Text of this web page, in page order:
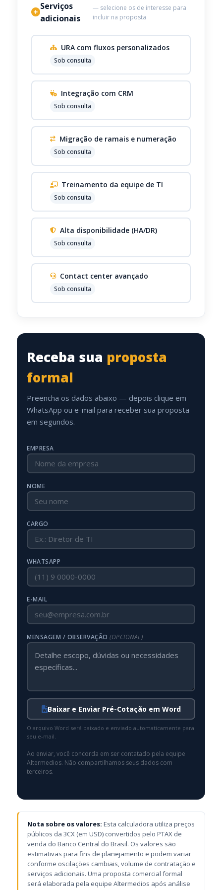
Serviços
adicionais
— selecione os de interesse para
incluir na proposta
URA com fluxos personalizados
Sob consulta
Integração com CRM
Sob consulta
Migração de ramais e numeração
Sob consulta
Treinamento da equipe de TI
Sob consulta
Alta disponibilidade (HA/DR)
Sob consulta
Contact center avançado
Sob consulta
Receba sua proposta
formal
Preencha os dados abaixo — depois clique em
WhatsApp ou e-mail para receber sua proposta
em segundos.
EMPRESA
NOME
CARGO
WHATSAPP
E-MAIL
MENSAGEM / OBSERVAÇÃO (OPCIONAL)
Baixar e Enviar Pré-Cotação em Word
O arquivo Word será baixado e enviado automaticamente para
seu e-mail.
Ao enviar, você concorda em ser contatado pela equipe
Altermedios. Não compartilhamos seus dados com
terceiros.
Nota sobre os valores: Esta calculadora utiliza preços
públicos da 3CX (em USD) convertidos pelo PTAX de
venda do Banco Central do Brasil. Os valores são
estimativas para fins de planejamento e podem variar
conforme oscilações cambiais, volume de contratação e
serviços adicionais. Uma proposta comercial formal
será elaborada pela equipe Altermedios após análise